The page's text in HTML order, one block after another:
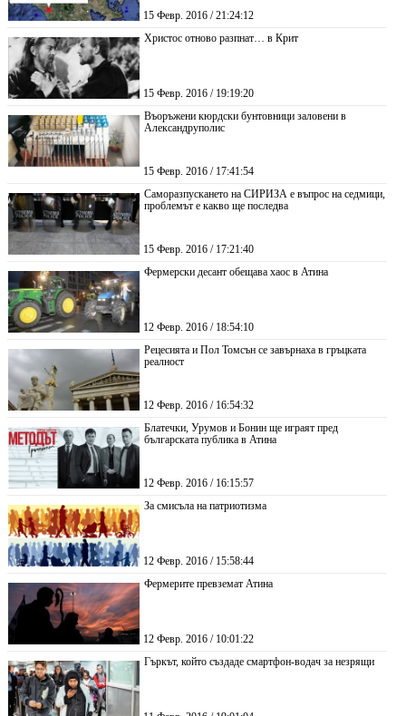
15 Февр. 2016 / 21:24:12
Христос отново разпнат… в Крит
15 Февр. 2016 / 19:19:20
Въоръжени кюрдски бунтовници заловени в
Александруполис
15 Февр. 2016 / 17:41:54
Саморазпускането на СИРИЗА е въпрос на седмици,
проблемът е какво ще последва
15 Февр. 2016 / 17:21:40
Фермерски десант обещава хаос в Атина
12 Февр. 2016 / 18:54:10
Рецесията и Пол Томсън се завърнаха в гръцката
реалност
12 Февр. 2016 / 16:54:32
Блатечки, Урумов и Бонин ще играят пред
българската публика в Атина
12 Февр. 2016 / 16:15:57
За смисъла на патриотизма
12 Февр. 2016 / 15:58:44
Фермерите превземат Атина
12 Февр. 2016 / 10:01:22
Гъркът, който създаде смартфон-водач за незрящи